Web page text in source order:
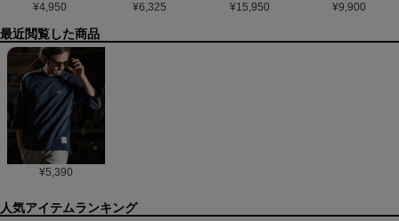
¥4,950 ¥6,325 ¥15,950 ¥9,900
最近閲覧した商品
¥5,390